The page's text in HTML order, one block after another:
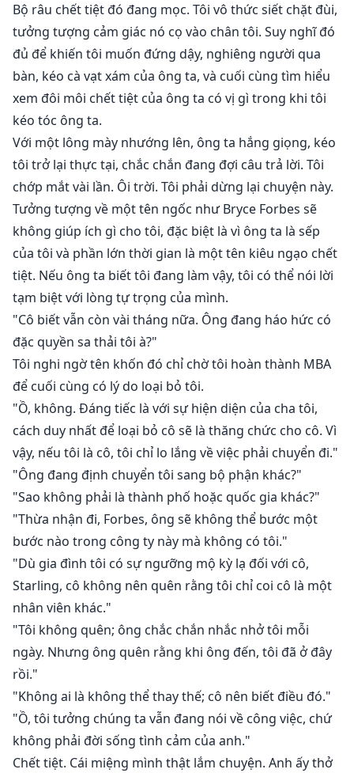
Bộ râu chết tiệt đó đang mọc. Tôi vô thức siết chặt đùi,
tưởng tượng cảm giác nó cọ vào chân tôi. Suy nghĩ đó
đủ để khiến tôi muốn đứng dậy, nghiêng người qua
bàn, kéo cà vạt xám của ông ta, và cuối cùng tìm hiểu
xem đôi môi chết tiệt của ông ta có vị gì trong khi tôi
kéo tóc ông ta.
Với một lông mày nhướng lên, ông ta hắng giọng, kéo
tôi trở lại thực tại, chắc chắn đang đợi câu trả lời. Tôi
chớp mắt vài lần. Ôi trời. Tôi phải dừng lại chuyện này.
Tưởng tượng về một tên ngốc như Bryce Forbes sẽ
không giúp ích gì cho tôi, đặc biệt là vì ông ta là sếp
của tôi và phần lớn thời gian là một tên kiêu ngạo chết
tiệt. Nếu ông ta biết tôi đang làm vậy, tôi có thể nói lời
tạm biệt với lòng tự trọng của mình.
"Cô biết vẫn còn vài tháng nữa. Ông đang háo hức có
đặc quyền sa thải tôi à?"
Tôi nghi ngờ tên khốn đó chỉ chờ tôi hoàn thành MBA
để cuối cùng có lý do loại bỏ tôi.
"Ồ, không. Đáng tiếc là với sự hiện diện của cha tôi,
cách duy nhất để loại bỏ cô sẽ là thăng chức cho cô. Vì
vậy, nếu tôi là cô, tôi chỉ lo lắng về việc phải chuyển đi."
"Ông đang định chuyển tôi sang bộ phận khác?"
"Sao không phải là thành phố hoặc quốc gia khác?"
"Thừa nhận đi, Forbes, ông sẽ không thể bước một
bước nào trong công ty này mà không có tôi."
"Dù gia đình tôi có sự ngưỡng mộ kỳ lạ đối với cô,
Starling, cô không nên quên rằng tôi chỉ coi cô là một
nhân viên khác."
"Tôi không quên; ông chắc chắn nhắc nhở tôi mỗi
ngày. Nhưng ông quên rằng khi ông đến, tôi đã ở đây
rồi."
"Không ai là không thể thay thế; cô nên biết điều đó."
"Ồ, tôi tưởng chúng ta vẫn đang nói về công việc, chứ
không phải đời sống tình cảm của anh."
Chết tiệt. Cái miệng mình thật lắm chuyện. Anh ấy thở